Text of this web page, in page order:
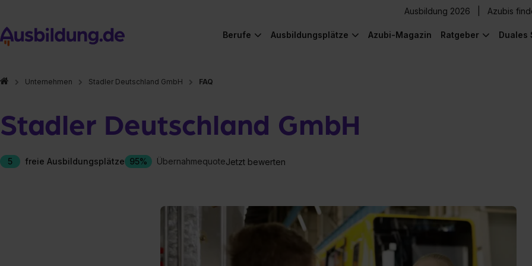
Ausbildung 2026 Azubis
Berufe Ausbildungsplätze Azubi-Magazin Ratgeber Duales
Unternehmen Stadler Deutschland GmbH FAQ
Stadler Deutschland GmbH
5 freie Ausbildungsplätze 95% ÜbernahmequoteJetzt bewerten
Hier gibt es (eigentlich) was Cooles zu sehen!
Hier gibt es (eigentlich) was Cooles zu sehen!